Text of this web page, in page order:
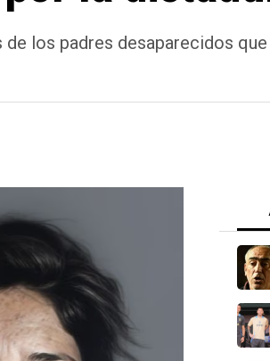
los padres desaparecidos